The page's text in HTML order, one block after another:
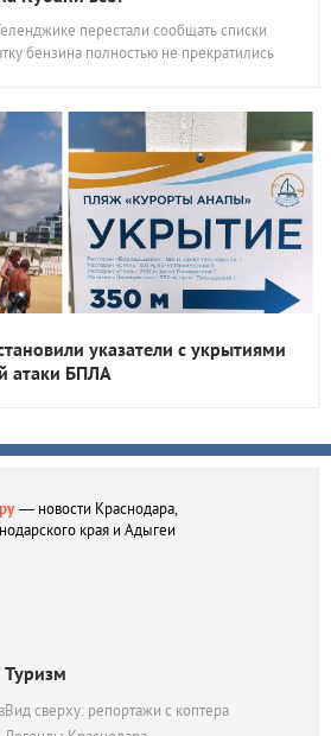
перестали сообщать списки
бензина полностью не прекратились
указатели с укрытиями
атаки БПЛА
— новости Краснодара,
края и Адыгеи
Туризм
Вид сверху: репортажи с коптера